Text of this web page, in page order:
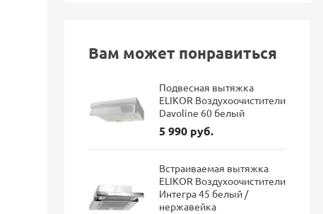
Вам может понравиться
Подвесная вытяжка
ELIKOR Воздухоочистители
Davoline 60 белый
5 990 руб.
Встраиваемая вытяжка
ELIKOR Воздухоочистители
Интегра 45 белый /
нержавейка